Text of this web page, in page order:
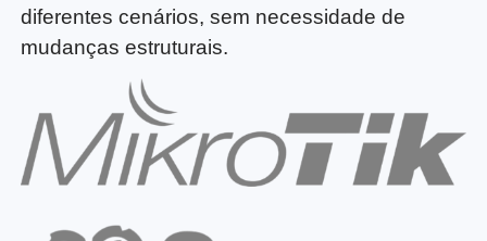
diferentes cenários, sem necessidade de
mudanças estruturais.